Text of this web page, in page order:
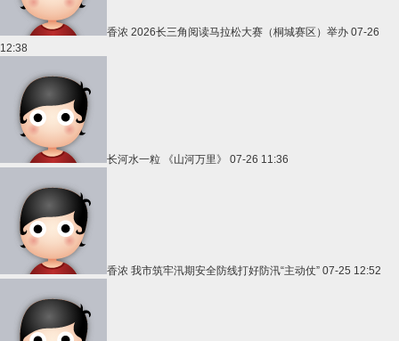
香浓 2026长三角阅读马拉松大赛（桐城赛区）举办 07-26
12:38
长河水一粒 《山河万里》 07-26 11:36
香浓 我市筑牢汛期安全防线打好防汛“主动仗” 07-25 12:52